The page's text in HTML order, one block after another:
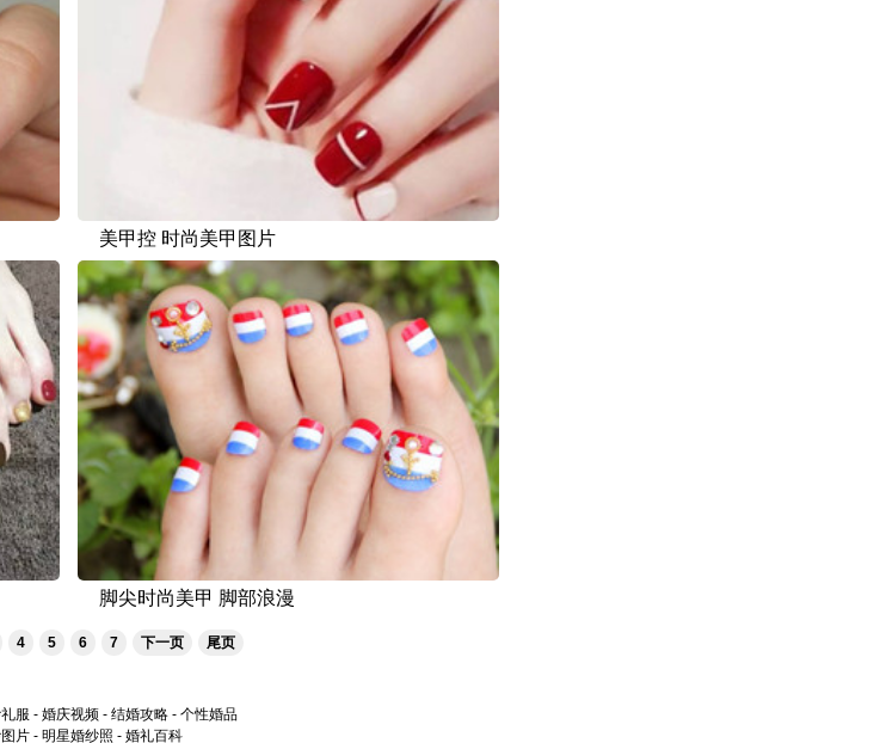
美甲控 时尚美甲图片
脚尖时尚美甲 脚部浪漫
4 5 6 7 下一页 尾页
服 - 婚庆视频 - 结婚攻略 - 个性婚品
片 - 明星婚纱照 - 婚礼百科